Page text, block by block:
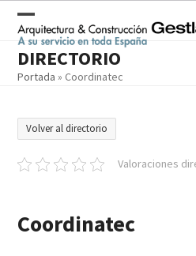
contentOpen
mobile
menu
Close
mobile
menu
DIRECTORIO
Portada » Coordinatec
Volver al directorio
Valoraciones
Coordinatec